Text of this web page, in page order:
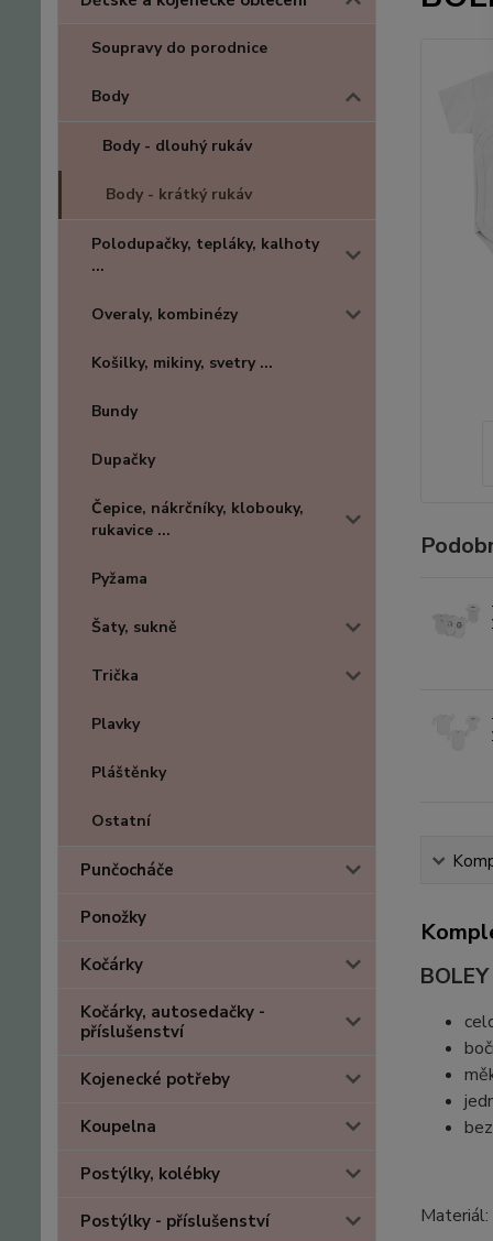
Soupravy do porodnice
Body
Body - dlouhý rukáv
Body - krátký rukáv
Polodupačky, tepláky, kalhoty
...
Overaly, kombinézy
Košilky, mikiny, svetry ...
Bundy
Dupačky
Čepice, nákrčníky, klobouky,
rukavice ...
Pyžama
Šaty, sukně
Trička
Plavky
Pláštěnky
Ostatní
Punčocháče
Ponožky
Kočárky
Kočárky, autosedačky -
příslušenství
Kojenecké potřeby
Koupelna
Postýlky, kolébky
Postýlky - příslušenství